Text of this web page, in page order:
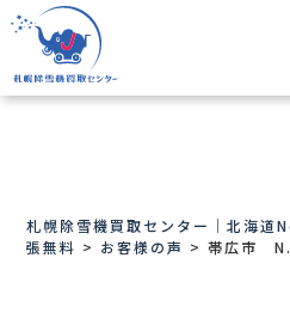
札幌除雪機買取センター｜北海道
張無料 > お客様の声 >帯広市